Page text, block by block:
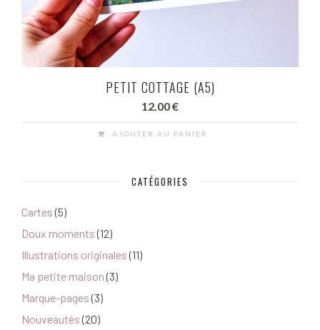
PETIT COTTAGE (A5)
12.00€
AJOUTER AU PANIER
CATÉGORIES
Cartes (5)
Doux moments (12)
Illustrations originales (11)
Ma petite maison (3)
Marque-pages (3)
Nouveautés (20)